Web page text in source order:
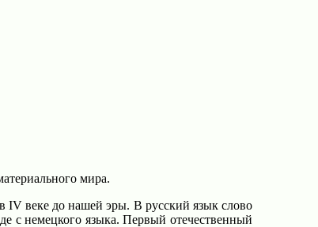
мира.
IV веке до нашей эры. В русский язык слово
с немецкого языка. Первый отечественный